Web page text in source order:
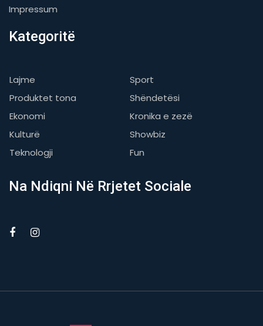
Impressum
Kategoritë
Lajme
Sport
Produktet tona
Shëndetësi
Ekonomi
Kronika e zezë
Kulturë
Showbiz
Teknologji
Fun
Na Ndiqni Në Rrjetet Sociale